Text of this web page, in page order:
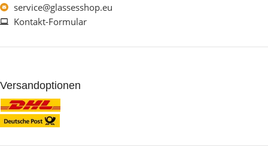
service@glassesshop.eu
Kontakt-Formular
Versandoptionen